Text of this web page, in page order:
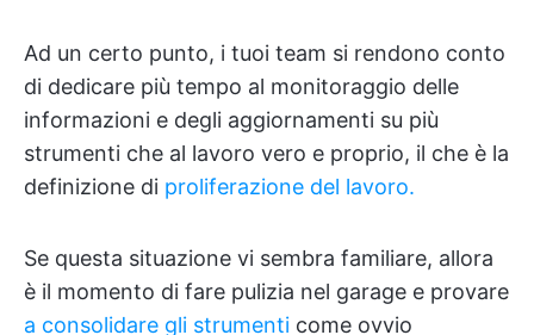
Ad un certo punto, i tuoi team si rendono conto
di dedicare più tempo al monitoraggio delle
informazioni e degli aggiornamenti su più
strumenti che al lavoro vero e proprio, il che è la
definizione di proliferazione del lavoro.
Se questa situazione vi sembra familiare, allora
è il momento di fare pulizia nel garage e provare
a consolidare gli strumenti come ovvio